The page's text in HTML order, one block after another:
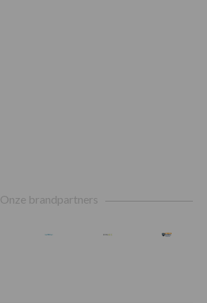
Onze brandpartners